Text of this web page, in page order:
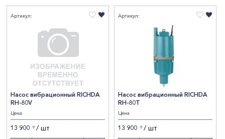
По возрастанию
По убыванию цены
По наименованию
Мощность, Вт
2
СтранаПроисхождения
КИТАЙ
Бренд
Richda Показать результаты
Артикул:
Насос вибрационный RICHDA
RH-80V
Цена
13 900 〒 / шт
Артикул:
Насос вибрационный RICHDA
RH-80T
Цена
13 900 〒 / шт